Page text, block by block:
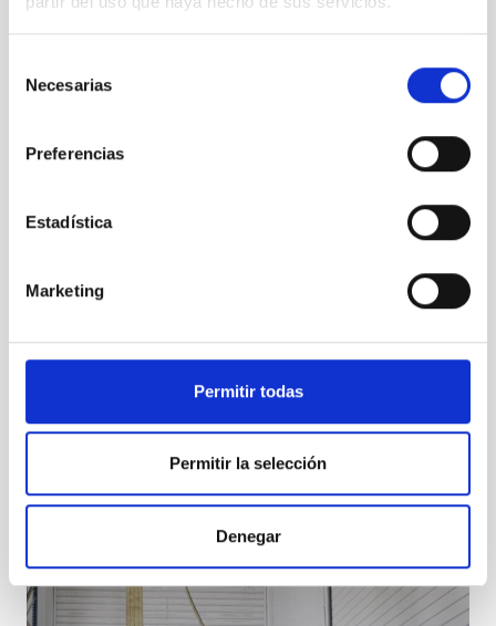
Necesarias
Preferencias
Estadística
Marketing
Permitir todas
Permitir la selección
Denegar
Images of Cumbre Vieja Volcano taken with DRAGO
IACTec 360